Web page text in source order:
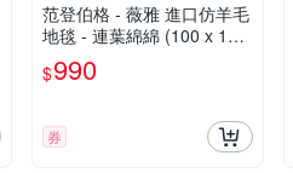
范登伯格 - 薇雅 進口仿羊毛
地毯 - 連葉綿綿 (100 x 150
cm)
$990
券